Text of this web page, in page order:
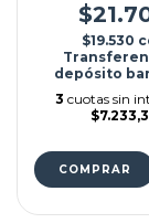
$19.530
depósito
3 cuotas sin